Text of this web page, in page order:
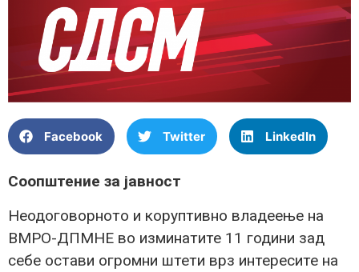
Facebook Twitter LinkedIn
Соопштение за јавност
Неодоговорното и коруптивно владеење на
ВМРО-ДПМНЕ во изминатите 11 години зад
себе остави огромни штети врз интересите на